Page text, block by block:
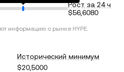
Рост за 24 ч
$56,6080
информацию о рынке HYPE.
Исторический минимум
$20,5000